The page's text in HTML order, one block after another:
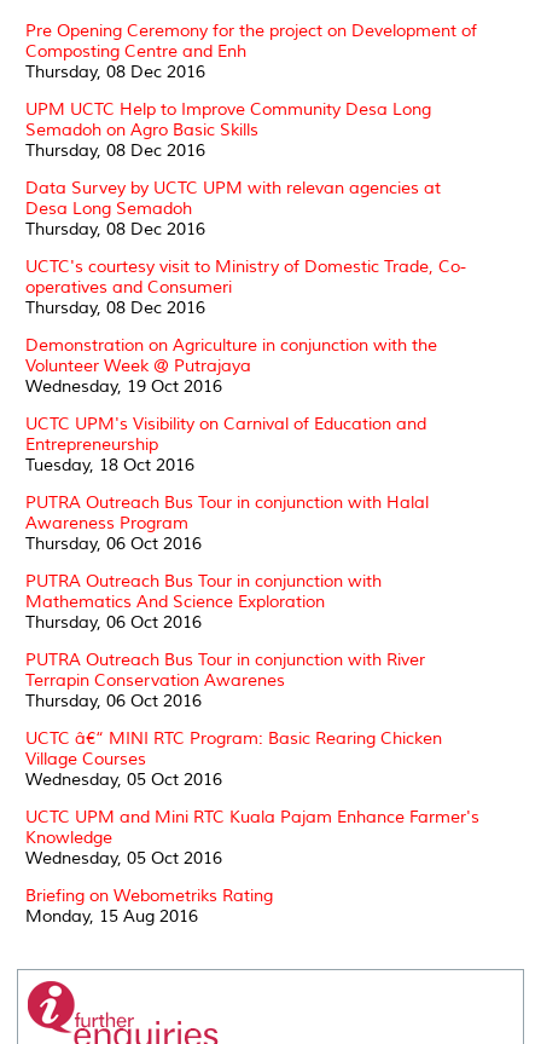
Pre Opening Ceremony for the project on Development of
Composting Centre and Enh
Thursday, 08 Dec 2016
UPM UCTC Help to Improve Community Desa Long
Semadoh on Agro Basic Skills
Thursday, 08 Dec 2016
Data Survey by UCTC UPM with relevan agencies at
Desa Long Semadoh
Thursday, 08 Dec 2016
UCTC's courtesy visit to Ministry of Domestic Trade, Co-
operatives and Consumeri
Thursday, 08 Dec 2016
Demonstration on Agriculture in conjunction with the
Volunteer Week @ Putrajaya
Wednesday, 19 Oct 2016
UCTC UPM's Visibility on Carnival of Education and
Entrepreneurship
Tuesday, 18 Oct 2016
PUTRA Outreach Bus Tour in conjunction with Halal
Awareness Program
Thursday, 06 Oct 2016
PUTRA Outreach Bus Tour in conjunction with
Mathematics And Science Exploration
Thursday, 06 Oct 2016
PUTRA Outreach Bus Tour in conjunction with River
Terrapin Conservation Awarenes
Thursday, 06 Oct 2016
UCTC â€“ MINI RTC Program: Basic Rearing Chicken
Village Courses
Wednesday, 05 Oct 2016
UCTC UPM and Mini RTC Kuala Pajam Enhance Farmer's
Knowledge
Wednesday, 05 Oct 2016
Briefing on Webometriks Rating
Monday, 15 Aug 2016